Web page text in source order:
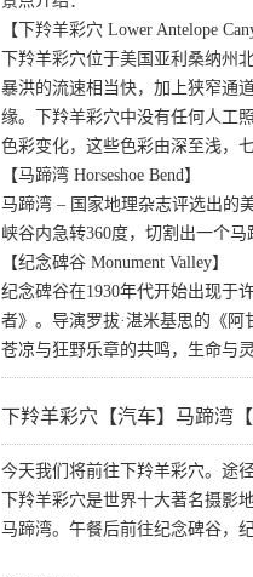
【下羚羊彩穴 Lower Antelope
下羚羊彩穴位于美国亚利桑纳
暴洪的流速相当快，加上狭窄通
缘。下羚羊彩穴中没有任何人工
色彩变化，这些色彩由深至浅，
【马蹄湾 Horseshoe Bend】
马蹄湾 – 国家地理杂志评选出的
峡谷内急转360度，切割出一个
【纪念碑谷 Monument Valley】
纪念碑谷在1930年代开始出现于
者》。导演罗拔·湛米基思的《
苍凉与狂野乐章的共鸣，生命与
下羚羊彩穴【汽车】马蹄湾
今天我们将前往下羚羊彩穴。途
下羚羊彩穴是世界十大著名摄
马蹄湾。午餐后前往纪念碑谷，